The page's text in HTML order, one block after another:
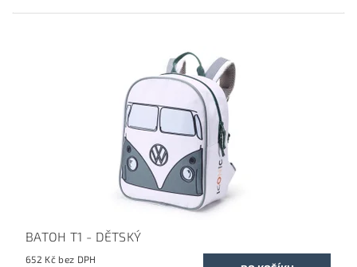
BATOH T1 - DĚTSKÝ
652 Kč bez DPH